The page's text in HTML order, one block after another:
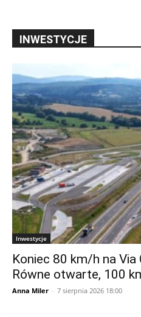
INWESTYCJE
Inwestycje
Koniec 80 km/h na Via
Równe otwarte, 100
Anna Miler - 7 sierpnia 2026 18:00